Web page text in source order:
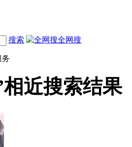
搜索 全网搜
务
相近搜索结果